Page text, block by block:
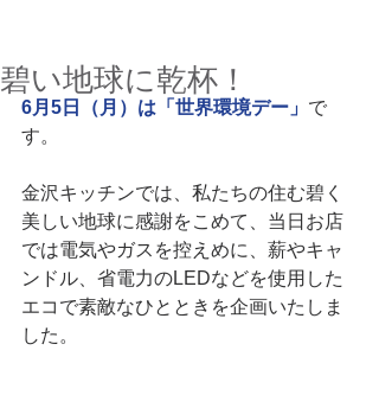
碧い地球に乾杯！
6月5日（月）は「世界環境デー」 で
す。
金沢キッチンでは、私たちの住む碧く
美しい地球に感謝をこめて、当日お店
では電気やガスを控えめに、薪やキャ
ンドル、省電力のLEDなどを使用した
エコで素敵なひとときを企画いたしま
した。